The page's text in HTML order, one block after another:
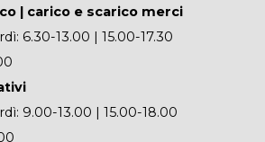
| carico e scarico merci
6.30-13.00 | 15.00-17.30
9.00-13.00 | 15.00-18.00